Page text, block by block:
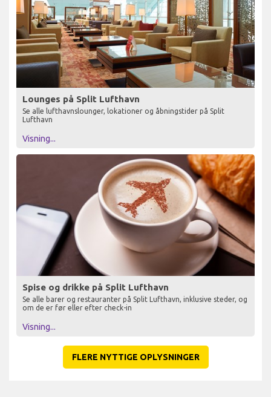
Lounges på Split Lufthavn
Se alle lufthavnslounger, lokationer og åbningstider på Split
Lufthavn
Visning...
Spise og drikke på Split Lufthavn
Se alle barer og restauranter på Split Lufthavn, inklusive steder, og
om de er før eller efter check-in
Visning...
FLERE NYTTIGE OPLYSNINGER